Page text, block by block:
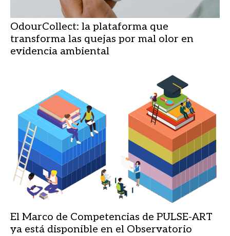
OdourCollect: la plataforma que
transforma las quejas por mal olor en
evidencia ambiental
El Marco de Competencias de PULSE-ART
ya está disponible en el Observatorio